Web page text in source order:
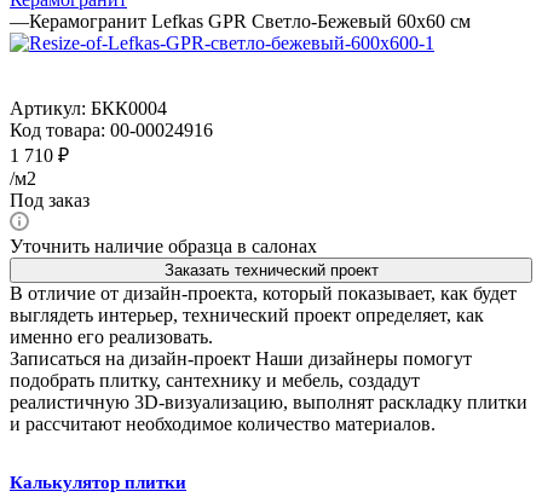
—Керамогранит Lefkas GPR Светло-Бежевый 60х60 см
Артикул: БКК0004
Код товара: 00-00024916
1 710 ₽
/м2
Под заказ
Уточнить наличие образца в салонах
Заказать технический проект
В отличие от дизайн-проекта, который показывает, как будет
выглядеть интерьер, технический проект определяет, как
именно его реализовать.
Записаться на дизайн-проект Наши дизайнеры помогут
подобрать плитку, сантехнику и мебель, создадут
реалистичную 3D-визуализацию, выполнят раскладку плитки
и рассчитают необходимое количество материалов.
Калькулятор плитки